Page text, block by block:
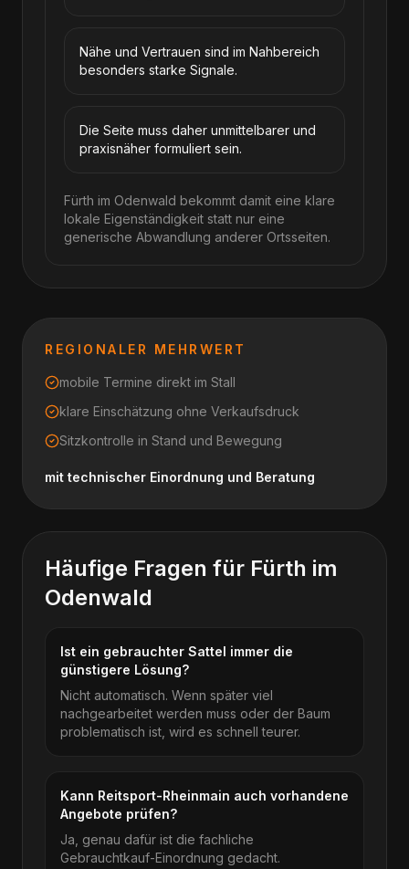
Nähe und Vertrauen sind im Nahbereich
besonders starke Signale.
Die Seite muss daher unmittelbarer und
praxisnäher formuliert sein.
Fürth im Odenwald bekommt damit eine klare
lokale Eigenständigkeit statt nur eine
generische Abwandlung anderer Ortsseiten.
REGIONALER MEHRWERT
mobile Termine direkt im Stall
klare Einschätzung ohne Verkaufsdruck
Sitzkontrolle in Stand und Bewegung
mit technischer Einordnung und Beratung
Häufige Fragen für Fürth im
Odenwald
Ist ein gebrauchter Sattel immer die
günstigere Lösung?
Nicht automatisch. Wenn später viel
nachgearbeitet werden muss oder der Baum
problematisch ist, wird es schnell teurer.
Kann Reitsport-Rheinmain auch vorhandene
Angebote prüfen?
Ja, genau dafür ist die fachliche
Gebrauchtkauf-Einordnung gedacht.